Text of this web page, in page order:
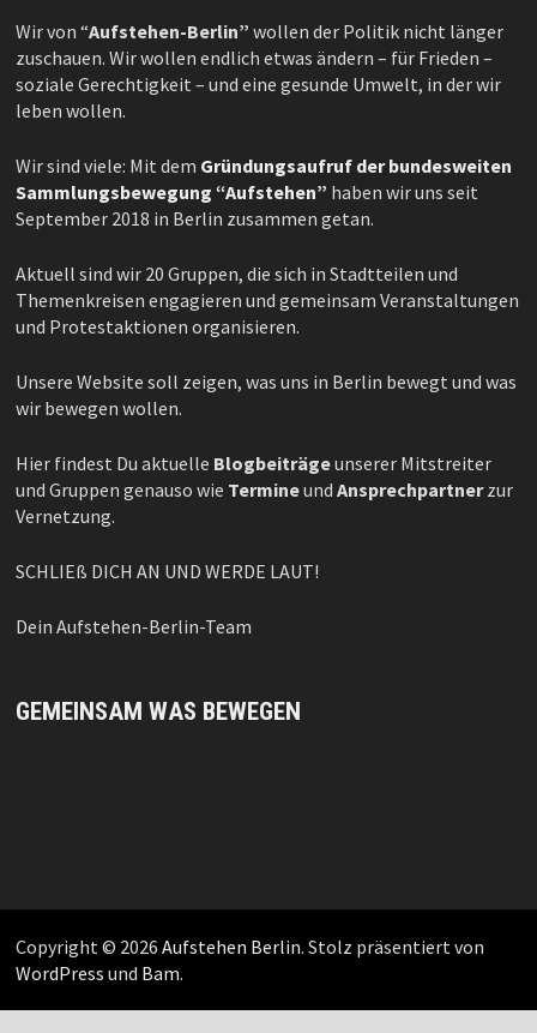
Wir von “Aufstehen-Berlin” wollen der Politik nicht länger
zuschauen. Wir wollen endlich etwas ändern – für Frieden –
soziale Gerechtigkeit – und eine gesunde Umwelt, in der wir
leben wollen.
Wir sind viele: Mit dem Gründungsaufruf der bundesweiten
Sammlungsbewegung “Aufstehen” haben wir uns seit
September 2018 in Berlin zusammen getan.
Aktuell sind wir 20 Gruppen, die sich in Stadtteilen und
Themenkreisen engagieren und gemeinsam Veranstaltungen
und Protestaktionen organisieren.
Unsere Website soll zeigen, was uns in Berlin bewegt und was
wir bewegen wollen.
Hier findest Du aktuelle Blogbeiträgeunserer Mitstreiter
und Gruppen genauso wie Termineund Ansprechpartnerzur
Vernetzung.
SCHLIEß DICH AN UND WERDE LAUT!
Dein Aufstehen-Berlin-Team
GEMEINSAM WAS BEWEGEN
Copyright © 2026 Aufstehen Berlin. Stolz präsentiert von
WordPress und Bam.